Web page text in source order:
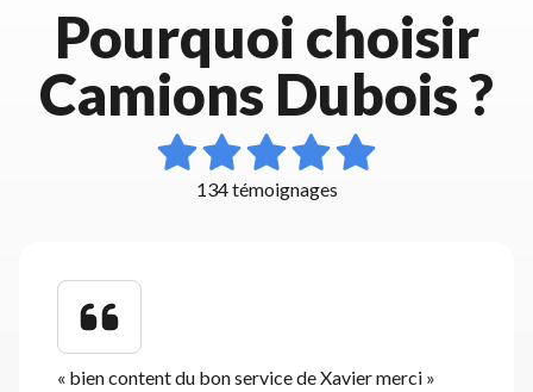
Pourquoi choisir
Camions Dubois ?
134 témoignages
« bien content du bon service de Xavier merci »